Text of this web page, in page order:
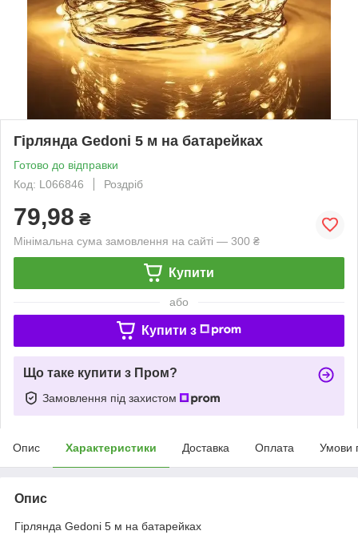
Гірлянда Gedoni 5 м на батарейках
Готово до відправки
Код: L066846
Роздріб
79,98 ₴
Мінімальна сума замовлення на сайті — 300 ₴
Купити
або
Купити з
Що таке купити з Пром?
Замовлення під захистом
Опис Характеристики Доставка Оплата Умови
Опис
Гірлянда Gedoni 5 м на батарейках